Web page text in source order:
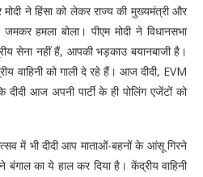
ने हिंसा को लेकर राज्य की मुख्यमंत्री और
हमला बोला। पीएम मोदी ने विधानसभा
सेना नहीं हैं, आपकी भड़काउ बयानबाजी है।
वाहिनी को गाली दे रहे हैं। आज दीदी, EVM
आज अपनी पार्टी के ही पोलिंग एजेंटों को
में भी दीदी आप माताओं-बहनों के आंसू गिरने
का ये हाल कर दिया है। केंद्रीय वाहिनी